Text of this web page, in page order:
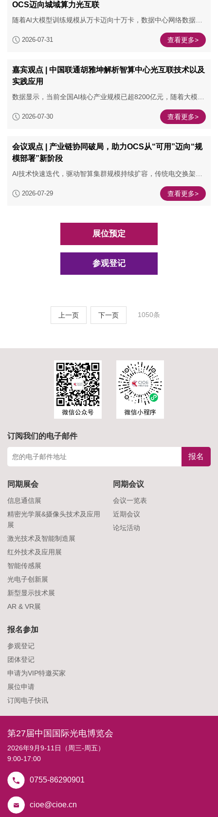
OCS迈向城域算力光互联
随着AI大模型训练规模从万卡迈向十万卡，数据中心网络数据中
此背景下，光电路交换（OCS）凭借低时延、协议透明、超低功
联合主办“2026中国光通信高质量发展论坛-光交换系统技术专
场”。
2026-07-31 查看更多>
嘉宾观点 | 中国联通胡雅坤解析智算中心光互联技术以及
实践应用
数据显示，当前全国AI核心产业规模已超8200亿元，随着大模型
现指数增长态势，旺盛的算力需求持续推动各类光互联技术创新
2026-07-30 查看更多>
会议观点 | 产业链协同破局，助力OCS从“可用”迈向“规
模部署”新阶段
AI技术快速迭代，驱动智算集群规模持续扩容，传统电交换架构
制约AI算力释放的主要短板。OCS技术凭借其在光域直接交换信
办“2026中国光通信高质量发展论坛-光交换系统技术专场”。来自
代表，围绕OCS最新技术进展、商用部署案例、产品迭代方向、
市场演进趋势等话题展开深度探讨，为AI算力基础设施的高质量
2026-07-29 查看更多>
展位预定
参观登记
上一页 下一页 1050条
订阅我们的电子邮件
报名
同期展会
信息通信展
精密光学展&摄像头技术及应用
展
激光技术及智能制造展
红外技术及应用展
智能传感展
光电子创新展
新型显示技术展
AR & VR展
同期会议
会议一览表
近期会议
论坛活动
报名参加
参观登记
团体登记
申请为VIP特邀买家
展位申请
订阅电子快讯
第27届中国国际光电博览会
2026年9月9-11日（周三-周五）
9:00-17:00
0755-86290901
cioe@cioe.cn